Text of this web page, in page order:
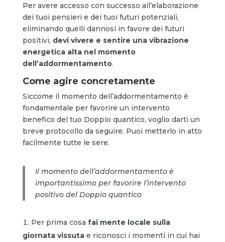
Per avere accesso con successo all’elaborazione
dei tuoi pensieri e dei tuoi futuri potenziali,
eliminando quelli dannosi in favore dei futuri
positivi, devi vivere e sentire una vibrazione
energetica alta nel momento
dell’addormentamento.
Come agire concretamente
Siccome il momento dell’addormentamento è
fondamentale per favorire un intervento
benefico del tuo Doppio quantico, voglio darti un
breve protocollo da seguire. Puoi metterlo in atto
facilmente tutte le sere.
Il momento dell’addormentamento è
importantissimo per favorire l’intervento
positivo del Doppio quantico
Per prima cosa fai mente locale sulla
giornata vissuta e riconosci i momenti in cui hai